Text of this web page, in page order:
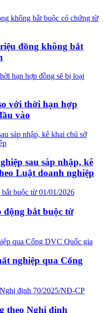
đồng không bắt
với thời hạn hợp
vào
sau sáp nhập, kê
Luật doanh nghiệp
bắt buộc từ
nghiệp qua Cổng
theo Nghị định